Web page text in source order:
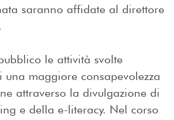
saranno affidate al direttore
le attività svolte
maggiore consapevolezza
attraverso la divulgazione di
e della e-literacy. Nel corso